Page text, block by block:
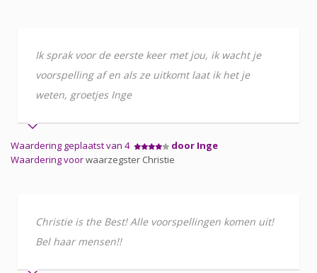
Ik sprak voor de eerste keer met jou, ik wacht je
voorspelling af en als ze uitkomt laat ik het je
weten, groetjes Inge
Waardering geplaatst van 4
door Inge
Waardering voorwaarzegster Christie
Christie is the Best! Alle voorspellingen komen uit!
Bel haar mensen!!